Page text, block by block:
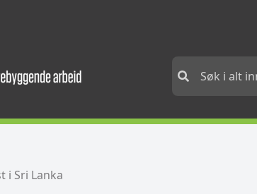
i Sri Lanka